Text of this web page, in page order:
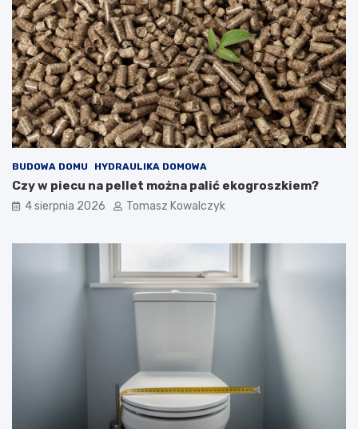
BUDOWA DOMU HYDRAULIKA DOMOWA
Czy w piecu na pellet można palić ekogroszkiem?
4 sierpnia 2026 Tomasz Kowalczyk